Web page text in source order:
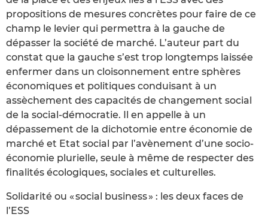
propositions de mesures concrètes pour faire de ce
champ le levier qui permettra à la gauche de
dépasser la société de marché. L’auteur part du
constat que la gauche s’est trop longtemps laissée
enfermer dans un cloisonnement entre sphères
économiques et politiques conduisant à un
assèchement des capacités de changement social
de la social-démocratie. Il en appelle à un
dépassement de la dichotomie entre économie de
marché et Etat social par l’avènement d’une socio-
économie plurielle, seule à même de respecter des
finalités écologiques, sociales et culturelles.
Solidarité ou « social business » : les deux faces de
l’ESS